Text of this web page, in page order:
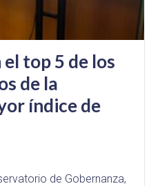
top 5 de los
de la
índice de
de Gobernanza,